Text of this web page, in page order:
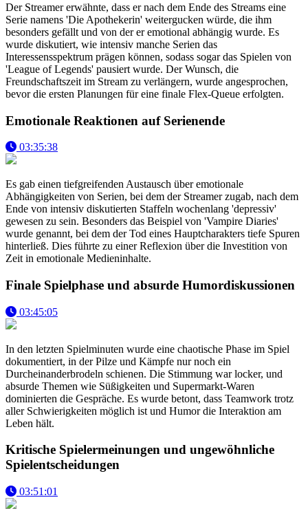
Der Streamer erwähnte, dass er nach dem Ende des Streams eine
Serie namens 'Die Apothekerin' weitergucken würde, die ihm
besonders gefällt und von der er emotional abhängig wurde. Es
wurde diskutiert, wie intensiv manche Serien das
Interessensspektrum prägen können, sodass sogar das Spielen von
'League of Legends' pausiert wurde. Der Wunsch, die
Freundschaftszeit im Stream zu verlängern, wurde angesprochen,
bevor die ersten Planungen für eine finale Flex-Queue erfolgten.
Emotionale Reaktionen auf Serienende
03:35:38
Es gab einen tiefgreifenden Austausch über emotionale
Abhängigkeiten von Serien, bei dem der Streamer zugab, nach dem
Ende von intensiv diskutierten Staffeln wochenlang 'depressiv'
gewesen zu sein. Besonders das Beispiel von 'Vampire Diaries'
wurde genannt, bei dem der Tod eines Hauptcharakters tiefe Spuren
hinterließ. Dies führte zu einer Reflexion über die Investition von
Zeit in emotionale Medieninhalte.
Finale Spielphase und absurde Humordiskussionen
03:45:05
In den letzten Spielminuten wurde eine chaotische Phase im Spiel
dokumentiert, in der Pilze und Kämpfe nur noch ein
Durcheinanderbrodeln schienen. Die Stimmung war locker, und
absurde Themen wie Süßigkeiten und Supermarkt-Waren
dominierten die Gespräche. Es wurde betont, dass Teamwork trotz
aller Schwierigkeiten möglich ist und Humor die Interaktion am
Leben hält.
Kritische Spielermeinungen und ungewöhnliche
Spielentscheidungen
03:51:01